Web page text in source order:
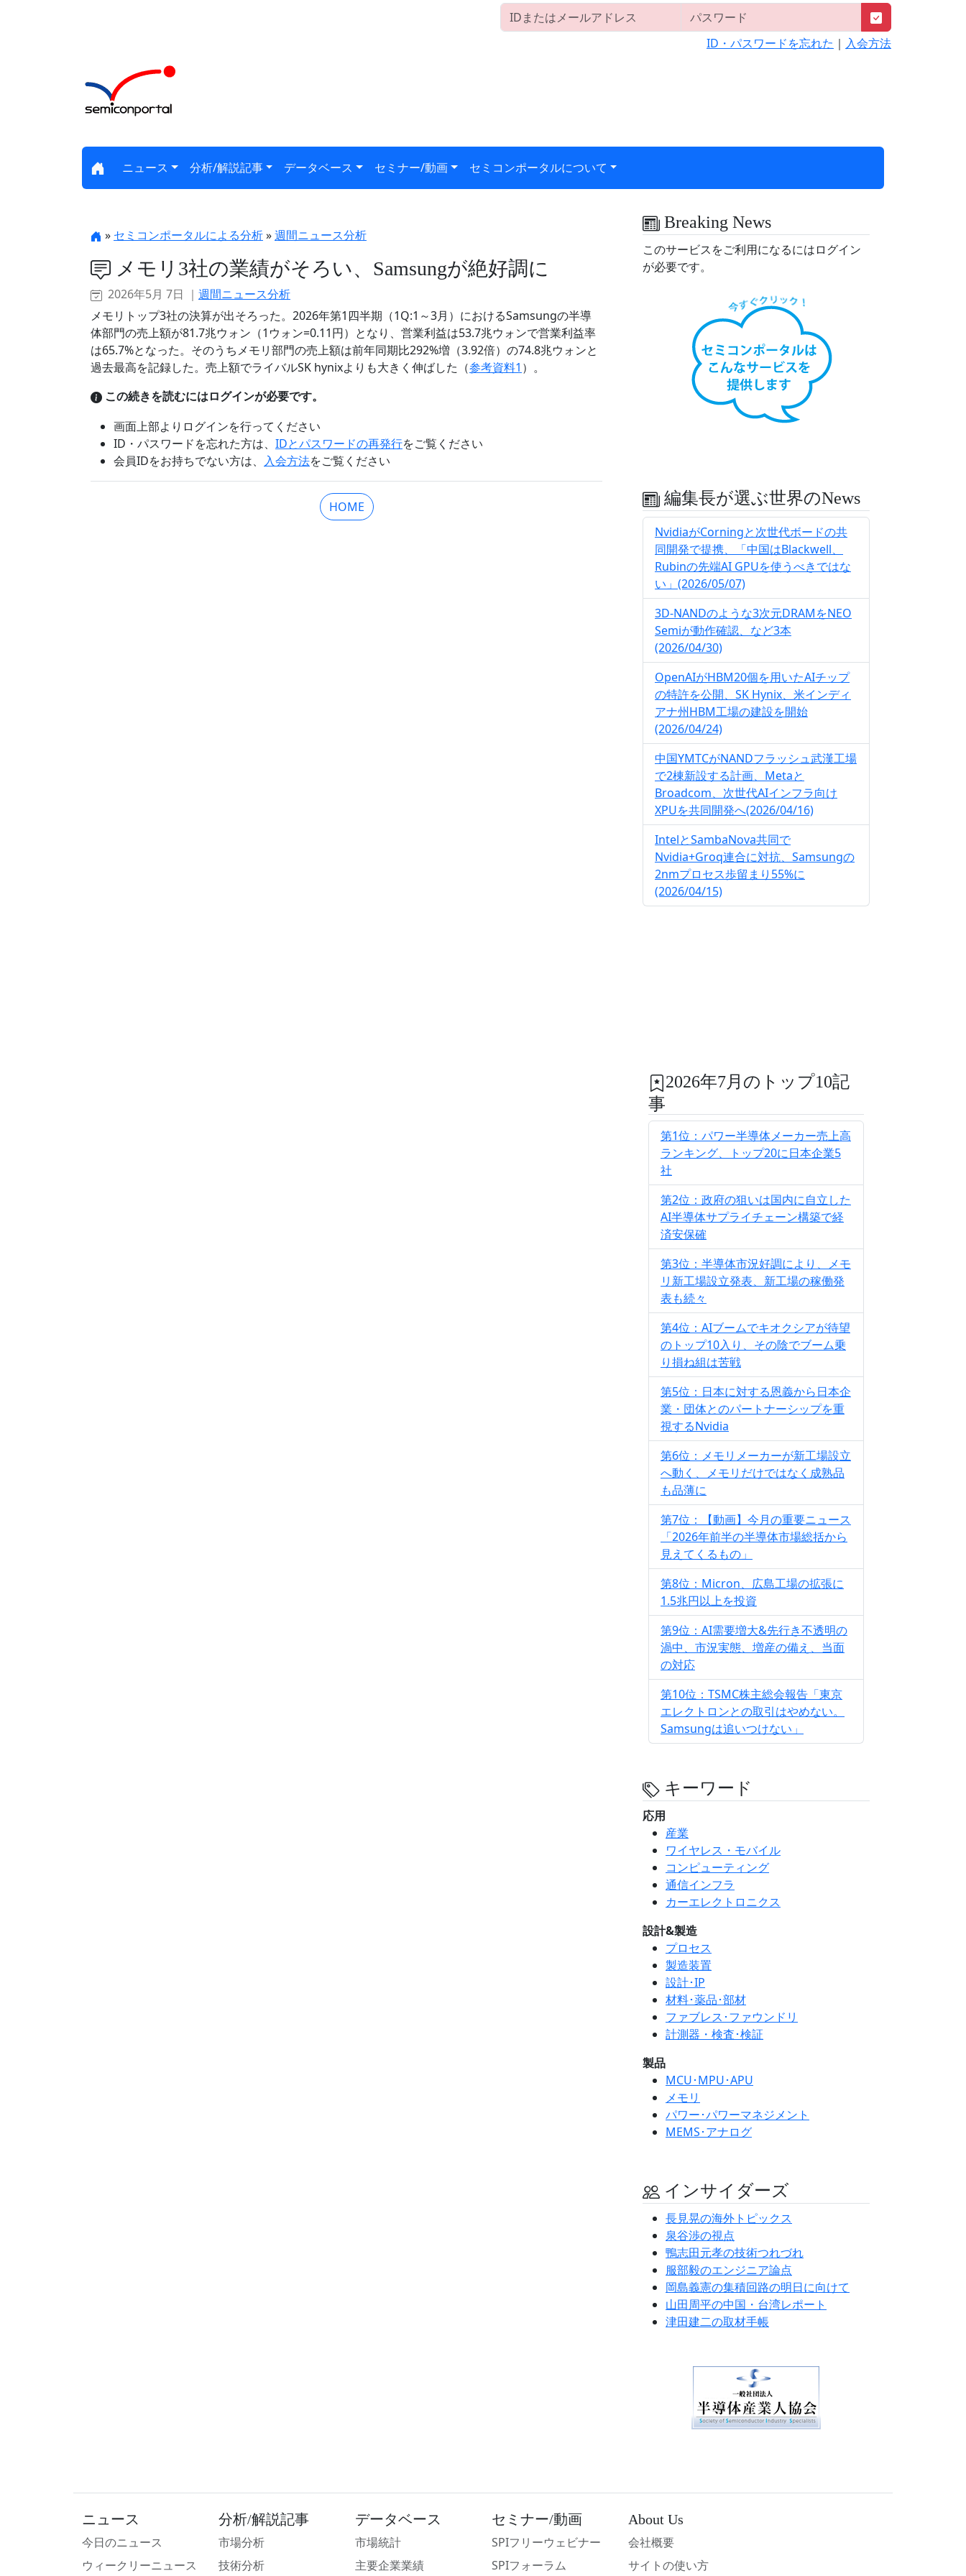
ID・パスワードを忘れた ｜ 入会方法
ニュース 分析/解説記事 データベース セミナー/動画 セミコンポータルについて
» セミコンポータルによる分析»週間ニュース分析
メモリ3社の業績がそろい、Samsungが絶好調に
2026年5月 7日 ｜ 週間ニュース分析
メモリトップ3社の決算が出そろった。2026年第1四半期（1Q:1～3月）におけるSamsungの半導
体部門の売上額が81.7兆ウォン（1ウォン=0.11円）となり、営業利益は53.7兆ウォンで営業利益率
は65.7%となった。そのうちメモリ部門の売上額は前年同期比292%増（3.92倍）の74.8兆ウォンと
過去最高を記録した。売上額でライバルSK hynixよりも大きく伸ばした（参考資料1 ）。
この続きを読むにはログインが必要です。
画面上部よりログインを行ってください
ID・パスワードを忘れた方は、 IDとパスワードの再発行をご覧ください
会員IDをお持ちでない方は、 入会方法をご覧ください
HOME
Breaking News
このサービスをご利用になるにはログイン
が必要です。
編集長が選ぶ世界のNews
NvidiaがCorningと次世代ボードの共
同開発で提携、「中国はBlackwell、
Rubinの先端AI GPUを使うべきではな
い」(2026/05/07)
3D-NANDのような3次元DRAMをNEO
Semiが動作確認、など3本
(2026/04/30)
OpenAIがHBM20個を用いたAIチップ
の特許を公開、SK Hynix、米インディ
アナ州HBM工場の建設を開始
(2026/04/24)
中国YMTCがNANDフラッシュ武漢工場
で2棟新設する計画、Metaと
Broadcom、次世代AIインフラ向け
XPUを共同開発へ(2026/04/16)
IntelとSambaNova共同で
Nvidia+Groq連合に対抗、Samsungの
2nmプロセス歩留まり55%に
(2026/04/15)
2026年7月のトップ10記
事
第1位：パワー半導体メーカー売上高
ランキング、トップ20に日本企業5
社
第2位：政府の狙いは国内に自立した
AI半導体サプライチェーン構築で経
済安保確
第3位：半導体市況好調により、メモ
リ新工場設立発表、新工場の稼働発
表も続々
第4位：AIブームでキオクシアが待望
のトップ10入り、その陰でブーム乗
り損ね組は苦戦
第5位：日本に対する恩義から日本企
業・団体とのパートナーシップを重
視するNvidia
第6位：メモリメーカーが新工場設立
へ動く、メモリだけではなく成熟品
も品薄に
第7位：【動画】今月の重要ニュース
「2026年前半の半導体市場総括から
見えてくるもの」
第8位：Micron、広島工場の拡張に
1.5兆円以上を投資
第9位：AI需要増大&先行き不透明の
渦中、市況実態、増産の備え、当面
の対応
第10位：TSMC株主総会報告「東京
エレクトロンとの取引はやめない。
Samsungは追いつけない」
キーワード
応用
産業
ワイヤレス・モバイル
コンピューティング
通信インフラ
カーエレクトロニクス
設計&製造
プロセス
製造装置
設計･IP
材料･薬品･部材
ファブレス･ファウンドリ
計測器・検査･検証
製品
MCU･MPU･APU
メモリ
パワー･パワーマネジメント
MEMS･アナログ
インサイダーズ
長見晃の海外トピックス
泉谷渉の視点
鴨志田元孝の技術つれづれ
服部毅のエンジニア論点
岡島義憲の集積回路の明日に向けて
山田周平の中国・台湾レポート
津田建二の取材手帳
ニュース
今日のニュース
ウィークリーニュース
分析/解説記事
市場分析
技術分析
データベース
市場統計
主要企業業績
セミナー/動画
SPIフリーウェビナー
SPIフォーラム
About Us
会社概要
サイトの使い方